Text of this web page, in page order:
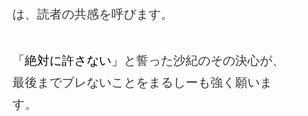
は、読者の共感を呼びます。
「絶対に許さない」
と誓った沙紀のその決心が、
最後までブレないことをまるしーも強く願いま
す。